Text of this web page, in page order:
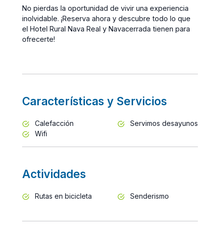
No pierdas la oportunidad de vivir una experiencia
inolvidable. ¡Reserva ahora y descubre todo lo que
el Hotel Rural Nava Real y Navacerrada tienen para
ofrecerte!
Características y Servicios
Calefacción
Servimos desayunos
Wifi
Actividades
Rutas en bicicleta Senderismo